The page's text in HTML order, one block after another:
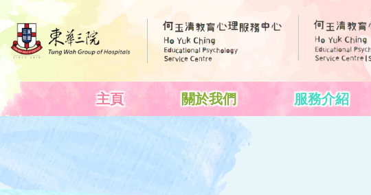
主頁 關於我們 服務介紹